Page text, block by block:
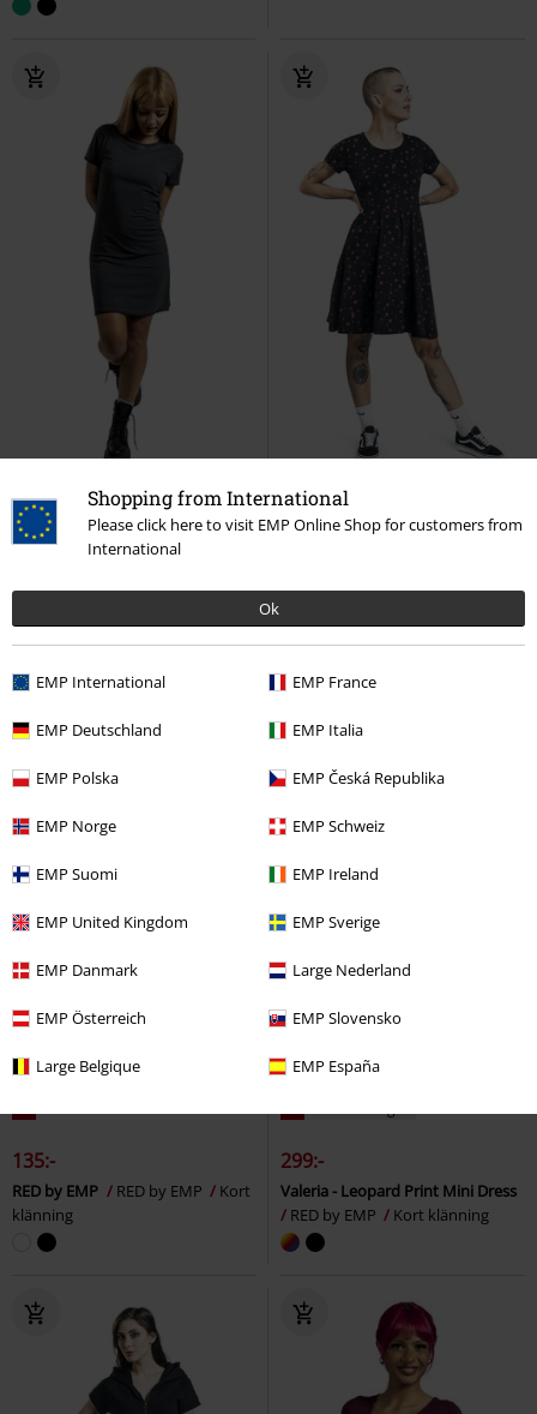
Shopping from International
Please click here to visit EMP Online Shop for customers from
International
Ok
EMP International EMP France
EMP Deutschland EMP Italia
EMP Polska EMP Česká Republika
EMP Norge EMP Schweiz
EMP Suomi EMP Ireland
EMP United Kingdom EMP Sverige
EMP Danmark Large Nederland
EMP Österreich EMP Slovensko
Large Belgique EMP España
Få kvar i lager Patches
199:-
EMP
Kort klänning
48% RABATT
rek-pris 599:-
klänning
135:-
RED by EMP RED by EMP
Kort
klänning
299:-
Valeria - Leopard Print Mini Dress
RED by EMP
Kort klänning